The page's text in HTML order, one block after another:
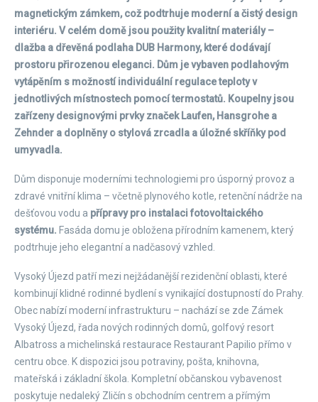
magnetickým zámkem, což podtrhuje moderní a čistý design
interiéru. V celém domě jsou použity kvalitní materiály –
dlažba a dřevěná podlaha DUB Harmony, které dodávají
prostoru přirozenou eleganci. Dům je vybaven podlahovým
vytápěním s možností individuální regulace teploty v
jednotlivých místnostech pomocí termostatů. Koupelny jsou
zařízeny designovými prvky značek Laufen, Hansgrohe a
Zehnder a doplněny o stylová zrcadla a úložné skříňky pod
umyvadla.
Dům disponuje moderními technologiemi pro úsporný provoz a
zdravé vnitřní klima – včetně plynového kotle, retenční nádrže na
dešťovou vodu a přípravy pro instalaci fotovoltaického
systému. Fasáda domu je obložena přírodním kamenem, který
podtrhuje jeho elegantní a nadčasový vzhled.
Vysoký Újezd patří mezi nejžádanější rezidenční oblasti, které
kombinují klidné rodinné bydlení s vynikající dostupností do Prahy.
Obec nabízí moderní infrastrukturu – nachází se zde Zámek
Vysoký Újezd, řada nových rodinných domů, golfový resort
Albatross a michelinská restaurace Restaurant Papilio přímo v
centru obce. K dispozici jsou potraviny, pošta, knihovna,
mateřská i základní škola. Kompletní občanskou vybavenost
poskytuje nedaleký Zličín s obchodním centrem a přímým